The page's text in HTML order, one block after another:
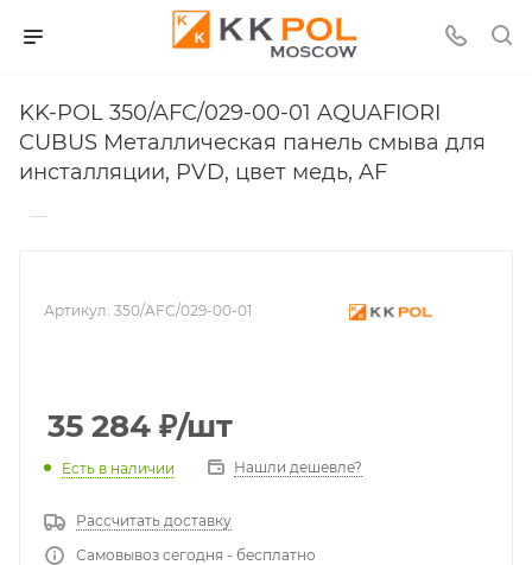
KK-POL 350/AFC/029-00-01 AQUAFIORI
CUBUS Металлическая панель смыва для
инсталляции, PVD, цвет медь, AF
—
Артикул: 350/AFC/029-00-01
35 284 ₽/шт
Есть в наличии Нашли дешевле?
Рассчитать доставку
Самовывоз сегодня - бесплатно